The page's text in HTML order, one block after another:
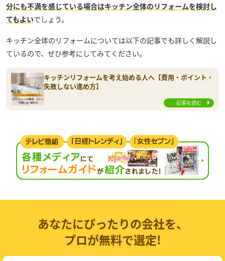
分にも不満を感じている場合はキッチン全体のリフォームを検討し
てもよいでしょう。
キッチン全体のリフォームについては以下の記事でも詳しく解説し
ているので、ぜひ参考にしてみてください。
キッチンリフォームを考え始める人へ【費用・ポイント・
失敗しない進め方】
記事を読む
あなたにぴったりの会社を、
プロが無料で選定!